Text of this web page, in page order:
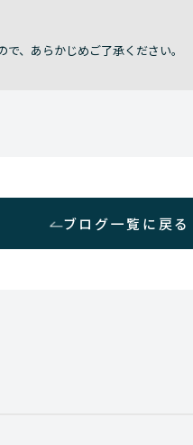
、あらかじめご了承ください。
ブログ一覧に戻る